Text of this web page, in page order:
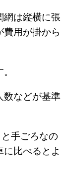
網は縦横に張
用が掛から
数などが基準
手ごろなの
比べるとよ